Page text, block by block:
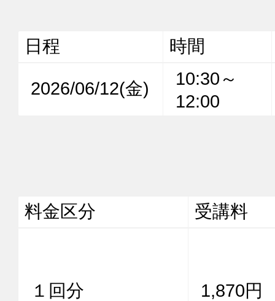
日程 時間
2026/06/12(金)
10:30～
12:00
料金区分 受講料
１回分 1,870円